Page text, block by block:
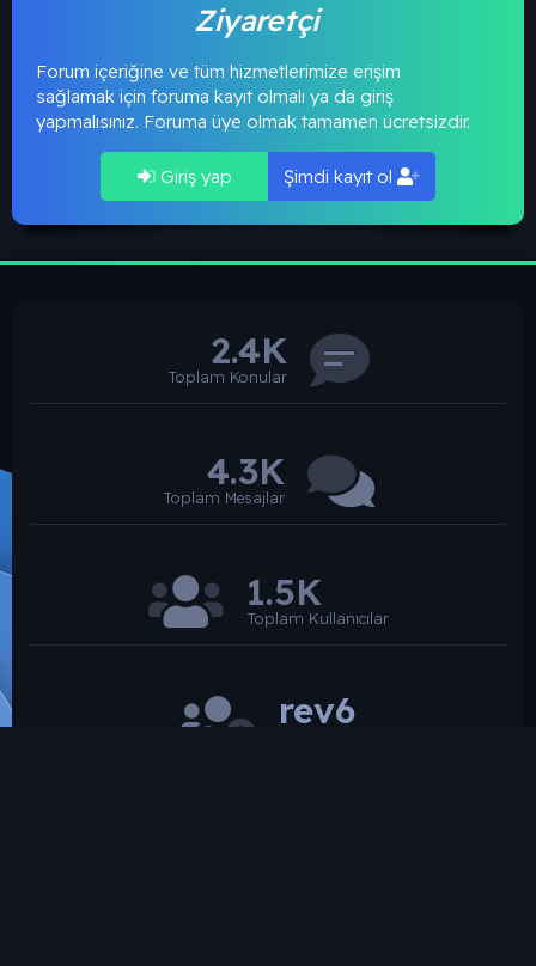
Ziyaretçi
Forum içeriğine ve tüm hizmetlerimize erişim
sağlamak için foruma kayıt olmalı ya da giriş
yapmalısınız. Foruma üye olmak tamamen ücretsizdir.
Giriş yap Şimdi kayıt ol
2.4K
Toplam Konular
4.3K
Toplam Mesajlar
1.5K
Toplam Kullanıcılar
rev6